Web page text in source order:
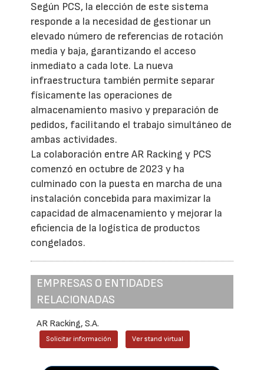
Según PCS, la elección de este sistema
responde a la necesidad de gestionar un
elevado número de referencias de rotación
media y baja, garantizando el acceso
inmediato a cada lote. La nueva
infraestructura también permite separar
físicamente las operaciones de
almacenamiento masivo y preparación de
pedidos, facilitando el trabajo simultáneo de
ambas actividades.
La colaboración entre AR Racking y PCS
comenzó en octubre de 2023 y ha
culminado con la puesta en marcha de una
instalación concebida para maximizar la
capacidad de almacenamiento y mejorar la
eficiencia de la logística de productos
congelados.
EMPRESAS O ENTIDADES
RELACIONADAS
AR Racking, S.A.
Solicitar información Ver stand virtual